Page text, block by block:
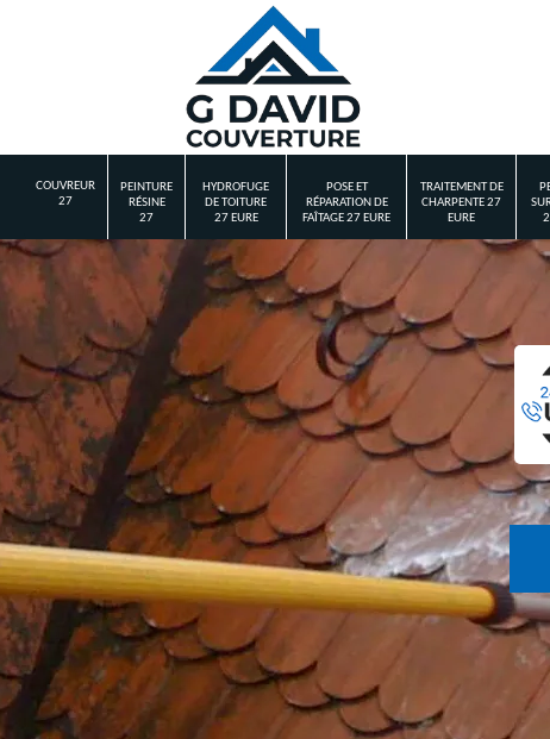
COUVREUR
27
PEINTURE
RÉSINE
27
HYDROFUGE
DE TOITURE
27 EURE
POSE ET
RÉPARATION DE
FAÎTAGE 27 EURE
TRAITEMENT DE
CHARPENTE 27
EURE